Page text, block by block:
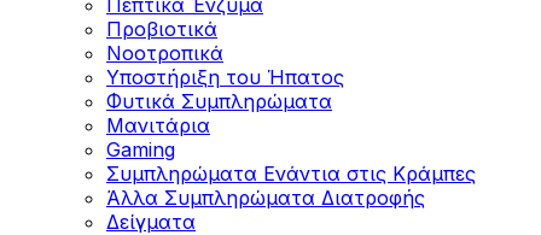
Προβιοτικά
Νοοτροπικά
Υποστήριξη του Ήπατος
Φυτικά Συμπληρώματα
Μανιτάρια
Gaming
Συμπληρώματα Ενάντια στις Κράμπες
Άλλα Συμπληρώματα Διατροφής
Δείγματα